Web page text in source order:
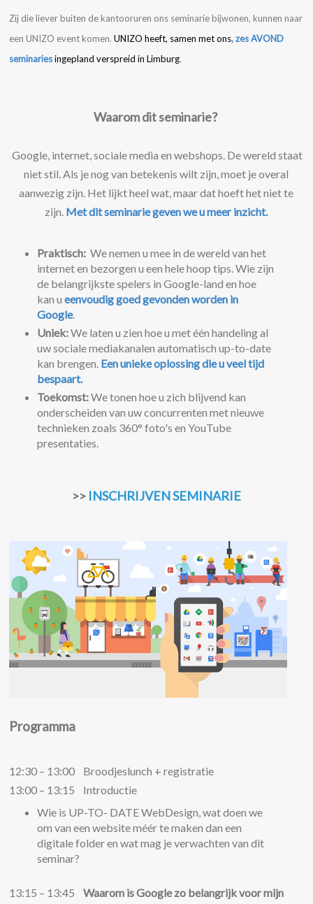
Zij die liever buiten de kantooruren ons seminarie bijwonen, kunnen naar
een UNIZO event komen.UNIZO heeft, samen met ons, zes AVOND
seminariesingepland verspreid in Limburg.
Waarom dit seminarie?
Google, internet, sociale media en webshops. De wereld staat
niet stil. Als je nog van betekenis wilt zijn, moet je overal
aanwezig zijn. Het lijkt heel wat, maar dat hoeft het niet te
zijn. Met dit seminarie geven we u meer inzicht.
Praktisch: We nemen u mee in de wereld van het
internet en bezorgen u een hele hoop tips. Wie zijn
de belangrijkste spelers in Google-land en hoe
kan ueenvoudig goed gevonden worden in
Google.
Uniek:We laten u zien hoe u met één handeling al
uw sociale mediakanalen automatisch up-to-date
kan brengen. Een unieke oplossing die u veel tijd
bespaart.
Toekomst:We tonen hoe u zich blijvend kan
onderscheiden van uw concurrenten met nieuwe
technieken zoals 360° foto's en YouTube
presentaties.
>> INSCHRIJVEN SEMINARIE
Programma
12:30 – 13:00 Broodjeslunch + registratie
13:00 – 13:15 Introductie
Wie is UP-TO- DATE WebDesign, wat doen we
om van een website méér te maken dan een
digitale folder en wat mag je verwachten van dit
seminar?
13:15 – 13:45Waarom is Google zo belangrijk voor mijn